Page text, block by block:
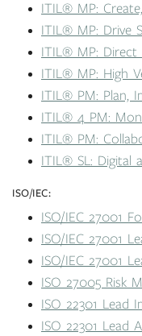
ITIL® MP:
ITIL® MP: Drive
ITIL® MP: Direct
ITIL® MP: High
ITIL® PM: Plan,
ITIL® 4 PM:
ITIL® PM:
ITIL® SL: Digital
ISO/IEC:
ISO/IEC 27001
ISO/IEC 27001
ISO/IEC 27001
ISO 27005 Risk
ISO 22301 Lead
ISO 22301 Lead